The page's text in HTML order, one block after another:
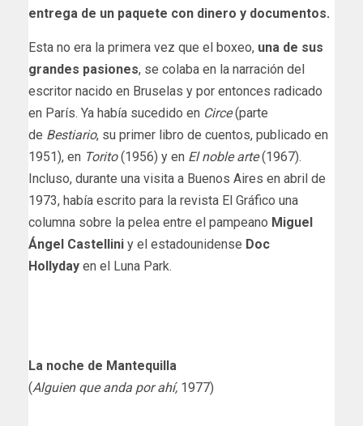
entrega de un paquete con dinero y documentos.
Esta no era la primera vez que el boxeo, una de sus
grandes pasiones, se colaba en la narración del
escritor nacido en Bruselas y por entonces radicado
en París. Ya había sucedido en Circe(parte
de Bestiario, su primer libro de cuentos, publicado en
1951), en Torito(1956) y en El noble arte(1967).
Incluso, durante una visita a Buenos Aires en abril de
1973, había escrito para la revista El Gráfico una
columna sobre la pelea entre el pampeano Miguel
Ángel Castellini y el estadounidense Doc
Hollyday en el Luna Park.
La noche de Mantequilla
(Alguien que anda por ahí, 1977)